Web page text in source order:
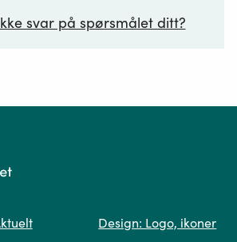
svar på spørsmålet ditt?
Design: Logo, ikoner